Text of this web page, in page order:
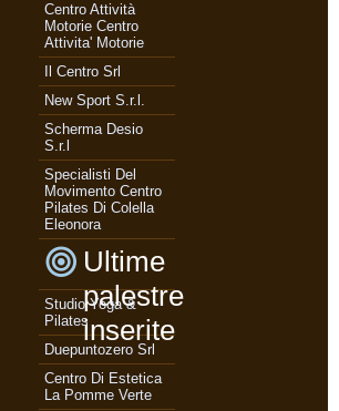
Centro Attività
Motorie Centro
Attivita' Motorie
Il Centro Srl
New Sport S.r.l.
Scherma Desio
S.r.l
Specialisti Del
Movimento Centro
Pilates Di Colella
Eleonora
Ultime
palestre
inserite
Studio Yoga &
Pilates
Duepuntozero Srl
Centro Di Estetica
La Pomme Verte